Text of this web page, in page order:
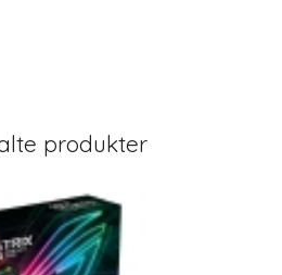
produkter